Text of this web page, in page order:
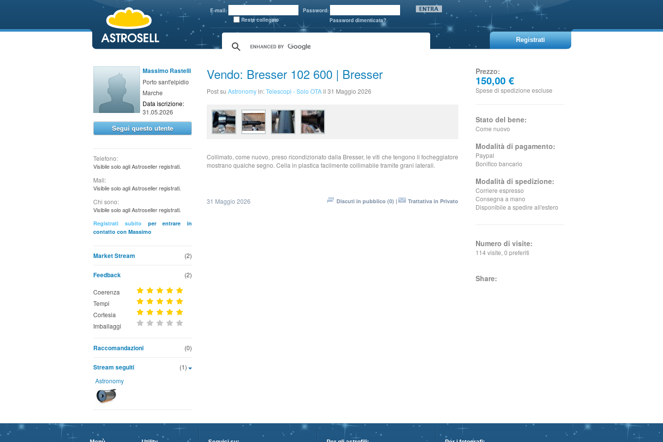
E-mail:
Password:
Resta collegato
Password dimenticata?
Registrati
Massimo Rastelli
Porto sant'elpidio
Marche
Data iscrizione:
31.05.2026
Segui questo utente
Telefono:
Visibile solo agli Astroseller registrati.
Mail:
Visibile solo agli Astroseller registrati.
Chi sono:
Visibile solo agli Astroseller registrati.
Registrati subitoper entrare in
contatto con Massimo
(2)
Market Stream
Feedback (2)
Coerenza
Tempi
Cortesia
Imballaggi
(0)
Raccomandazioni
(1)
Stream seguiti
Astronomy
Vendo: Bresser 102 600 | Bresser
Post su Astronomyin:Telescopi - Solo OTAil 31 Maggio 2026
Collimato, come nuovo, preso ricondizionato dalla Bresser, le viti che tengono il focheggiatore
mostrano qualche segno. Cella in plastica facilmente collimabile tramite grani laterali.
31 Maggio 2026 Discuti in pubblico (0) | Trattativa in Privato
Prezzo:
150,00 €
Spese di spedizione escluse
Stato del bene:
Come nuovo
Modalità di pagamento:
Paypal
Bonifico bancario
Modalità di spedizione:
Corriere espresso
Consegna a mano
Disponibile a spedire all'estero
Numero di visite:
114 visite, 0 preferiti
Share: